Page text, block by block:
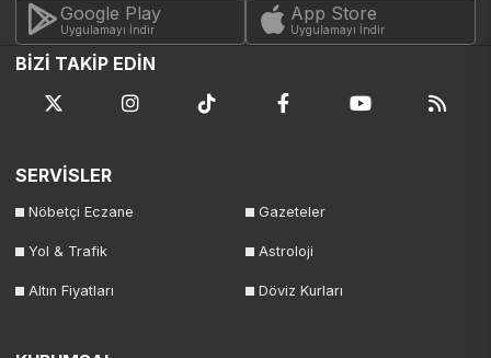
Google Play
Uygulamayı İndir
App Store
Uygulamayı İndir
BİZİ TAKİP EDİN
SERVİSLER
Nöbetçi Eczane Gazeteler
Yol & Trafik Astroloji
Altın Fiyatları Döviz Kurları